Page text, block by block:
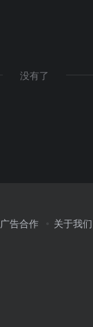
没有了
广告合作 关于我们